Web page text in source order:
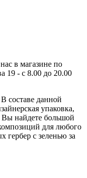
в магазине по
19 - с 8.00 до 20.00
составе данной
упаковка,
Вы найдете большой
для любого
гербер с зеленью за